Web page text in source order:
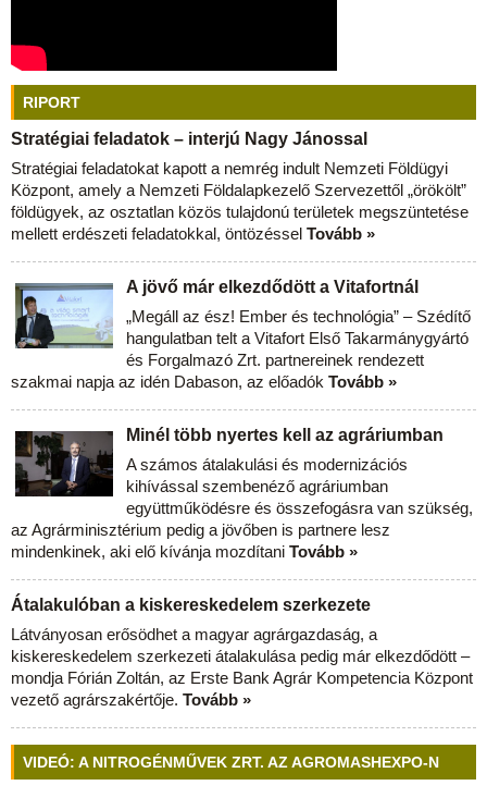
RIPORT
Stratégiai feladatok – interjú Nagy Jánossal
Stratégiai feladatokat kapott a nemrég indult Nemzeti Földügyi
Központ, amely a Nemzeti Földalapkezelő Szervezettől „örökölt”
földügyek, az osztatlan közös tulajdonú területek megszüntetése
mellett erdészeti feladatokkal, öntözéssel Tovább »
A jövő már elkezdődött a Vitafortnál
„Megáll az ész! Ember és technológia” – Szédítő
hangulatban telt a Vitafort Első Takarmánygyártó
és Forgalmazó Zrt. partnereinek rendezett
szakmai napja az idén Dabason, az előadók Tovább »
Minél több nyertes kell az agráriumban
A számos átalakulási és modernizációs
kihívással szembenéző agráriumban
együttműködésre és összefogásra van szükség,
az Agrárminisztérium pedig a jövőben is partnere lesz
mindenkinek, aki elő kívánja mozdítani Tovább »
Átalakulóban a kiskereskedelem szerkezete
Látványosan erősödhet a magyar agrárgazdaság, a
kiskereskedelem szerkezeti átalakulása pedig már elkezdődött –
mondja Fórián Zoltán, az Erste Bank Agrár Kompetencia Központ
vezető agrárszakértője. Tovább »
VIDEÓ: A NITROGÉNMŰVEK ZRT. AZ AGROMASHEXPO-N